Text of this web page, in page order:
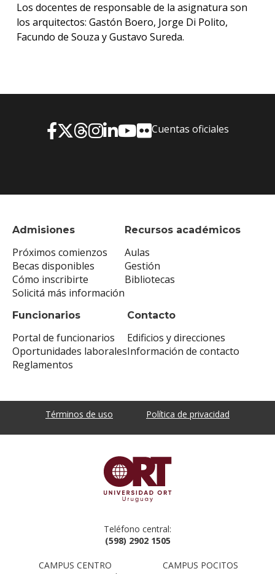
Los docentes de responsable de la asignatura son
los arquitectos: Gastón Boero, Jorge Di Polito,
Facundo de Souza y Gustavo Sureda.
Admisiones
Próximos comienzos
Becas disponibles
Cómo inscribirte
Solicitá más información
Recursos académicos
Aulas
Gestión
Bibliotecas
Funcionarios
Portal de funcionarios
Oportunidades laborales
Reglamentos
Contacto
Edificios y direcciones
Información de contacto
Cuentas oficiales
Términos de uso Política de privacidad
Teléfono central:
(598) 2902 1505
CAMPUS CENTRO
CAMPUS POCITOS